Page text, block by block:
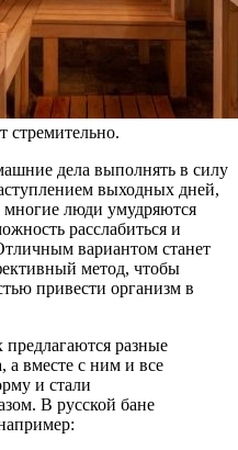
стремительно.
дела выполнять в силу
выходных дней,
многие люди умудряются
расслабиться и
вариантом станет
метод, чтобы
привести организм в
предлагаются разные
а вместе с ним и все
и стали
В русской бане